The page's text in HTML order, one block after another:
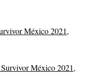
México 2021,
México 2021,